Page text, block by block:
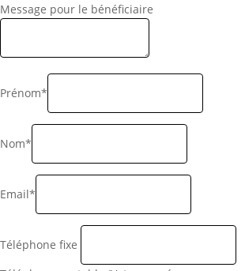
Message pour le bénéficiaire
Prénom*
Nom*
Email*
Téléphone fixe